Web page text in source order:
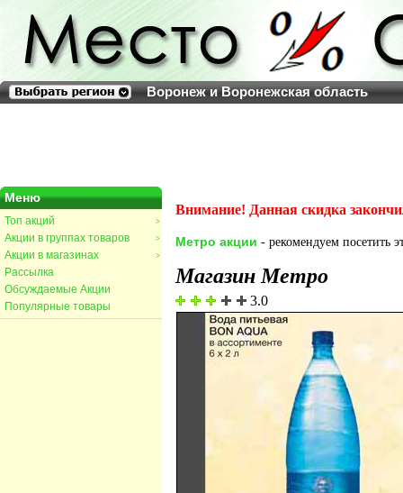
Воронеж и Воронежская область
Меню
>
Топ акций
>
Акции в группах товаров
>
Акции в магазинах
Рассылка
Обсуждаемые Акции
Популярные товары
Внимание! Данная скидка
Метро акции - рекомендуем посетить
Магазин Метро
3.0